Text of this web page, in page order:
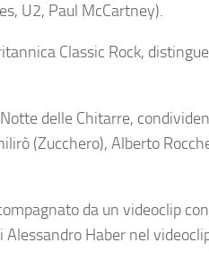
U2, Paul McCartney).
Classic Rock,
delle Chitarre,
(Zucchero), Alberto
da un videoclip
Haber nel